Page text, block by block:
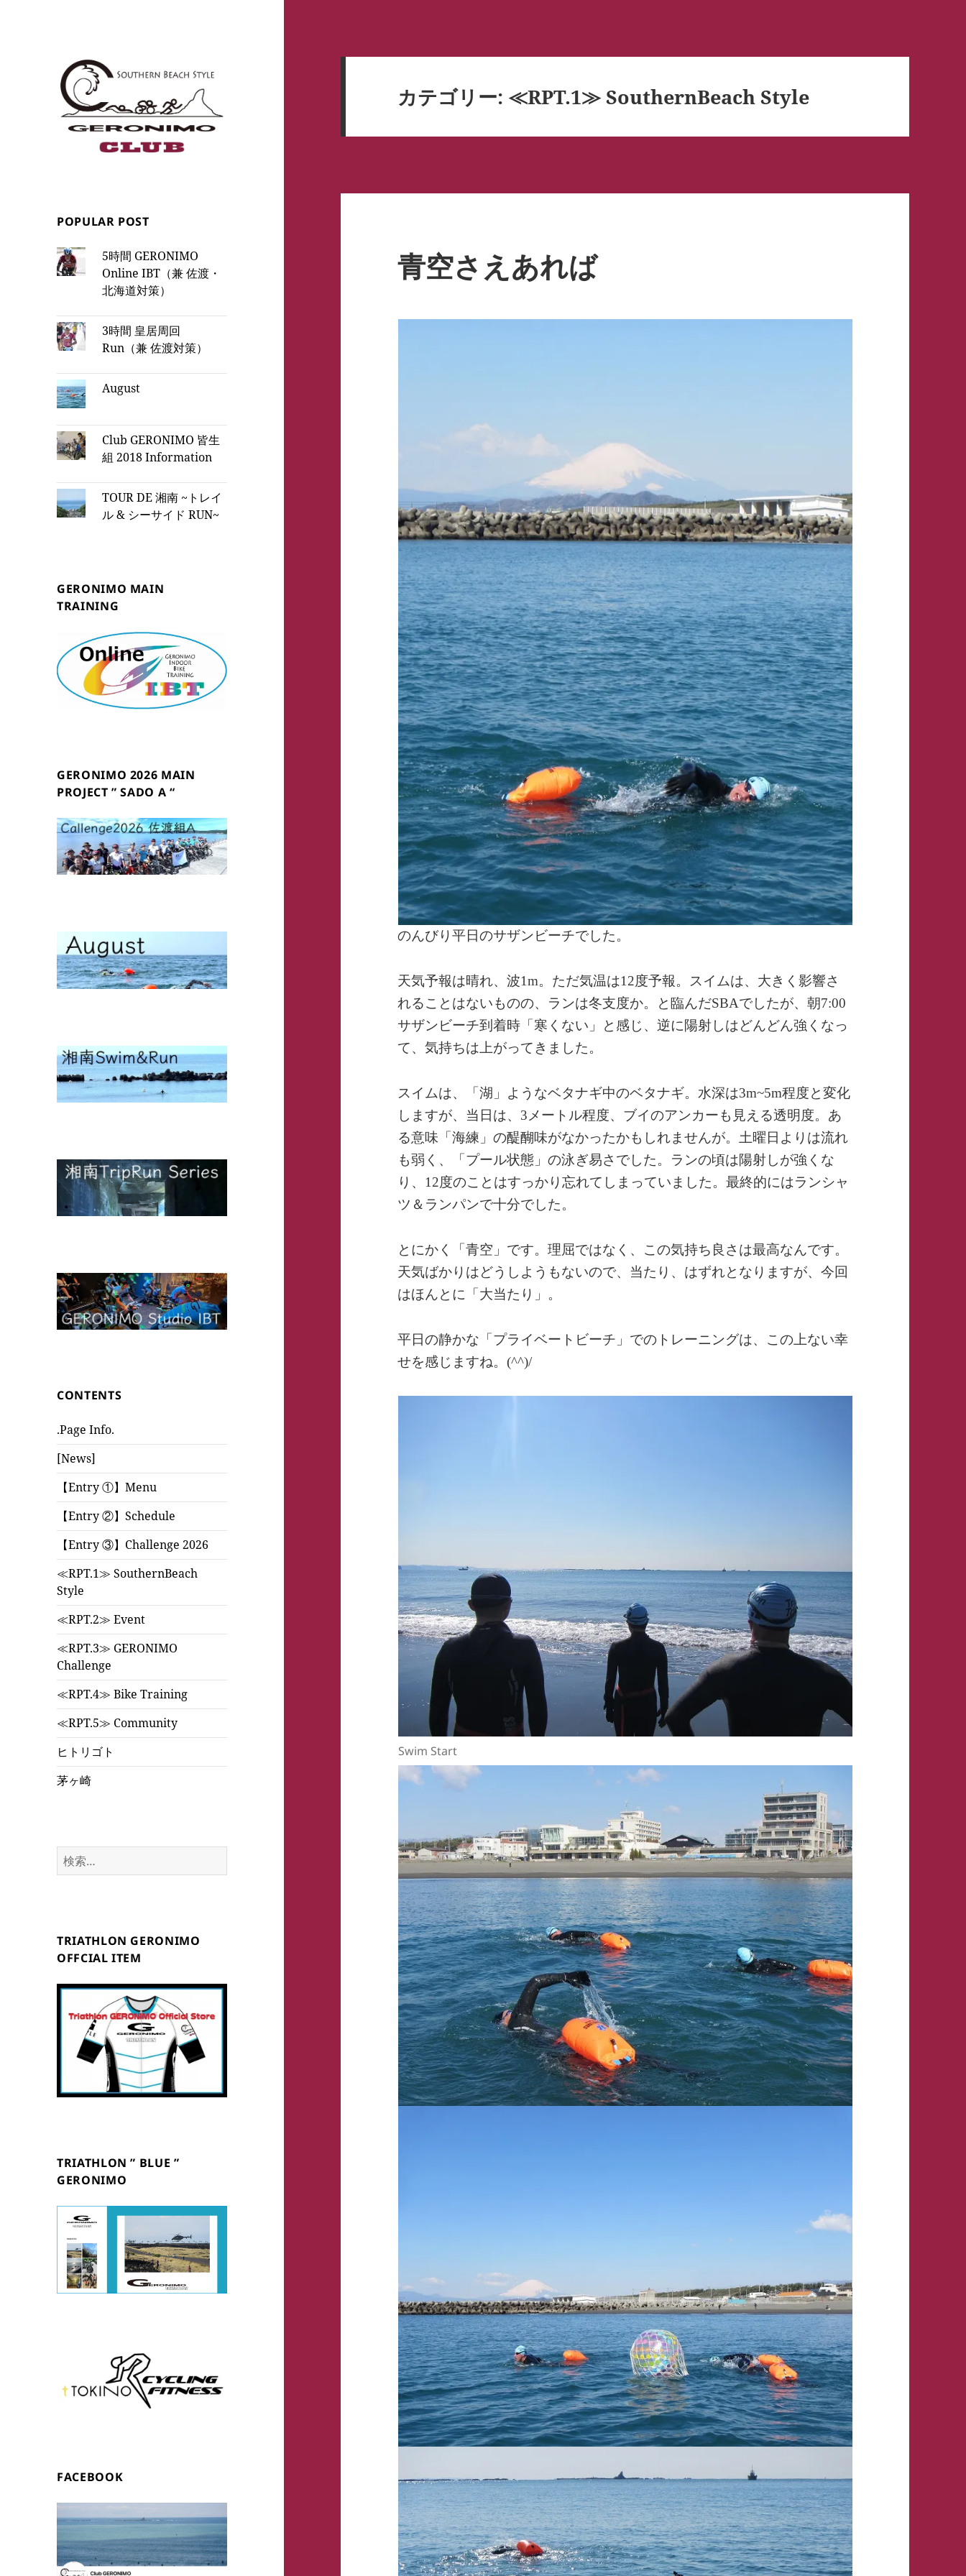
Club GERONIMO
Triathlon Training
POPULAR POST
5時間 GERONIMO
Online IBT（兼 佐渡・
北海道対策）
3時間 皇居周回
Run（兼 佐渡対策）
August
Club GERONIMO 皆生
組 2018 Information
TOUR DE 湘南 ~トレイ
ル & シーサイド RUN~
GERONIMO MAIN
TRAINING
GERONIMO 2026 MAIN
PROJECT ” SADO A “
CONTENTS
.Page Info.
[News]
【Entry ①】Menu
【Entry ②】Schedule
【Entry ③】Challenge 2026
≪RPT.1≫ SouthernBeach
Style
≪RPT.2≫ Event
≪RPT.3≫ GERONIMO
Challenge
≪RPT.4≫ Bike Training
≪RPT.5≫ Community
ヒトリゴト
茅ヶ崎
検
索:
TRIATHLON GERONIMO
OFFCIAL ITEM
TRIATHLON ” BLUE ”
GERONIMO
FACEBOOK
カテゴリー: ≪RPT.1≫ SouthernBeach Style
青空さえあれば
のんびり平日のサザンビーチでした。
天気予報は晴れ、波1m。ただ気温は12度予報。スイムは、大きく影響さ
れることはないものの、ランは冬支度か。と臨んだSBAでしたが、朝7:00
サザンビーチ到着時「寒くない」と感じ、逆に陽射しはどんどん強くなっ
て、気持ちは上がってきました。
スイムは、「湖」ようなベタナギ中のベタナギ。水深は3m~5m程度と変化
しますが、当日は、3メートル程度、ブイのアンカーも見える透明度。あ
る意味「海練」の醍醐味がなかったかもしれませんが。土曜日よりは流れ
も弱く、「プール状態」の泳ぎ易さでした。ランの頃は陽射しが強くな
り、12度のことはすっかり忘れてしまっていました。最終的にはランシャ
ツ＆ランパンで十分でした。
とにかく「青空」です。理屈ではなく、この気持ち良さは最高なんです。
天気ばかりはどうしようもないので、当たり、はずれとなりますが、今回
はほんとに「大当たり」。
平日の静かな「プライベートビーチ」でのトレーニングは、この上ない幸
せを感じますね。(^^)/
Swim Start